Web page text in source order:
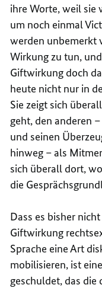
ihre Worte, weil sie
um noch einmal
werden unbemerkt
Wirkung zu tun,
Giftwirkung doch
heute nicht nur in
Sie zeigt sich
geht, den anderen
und seinen
hinweg – als
sich überall dort,
die
Dass es bisher
Giftwirkung
Sprache eine Art
mobilisieren, ist
geschuldet, das die